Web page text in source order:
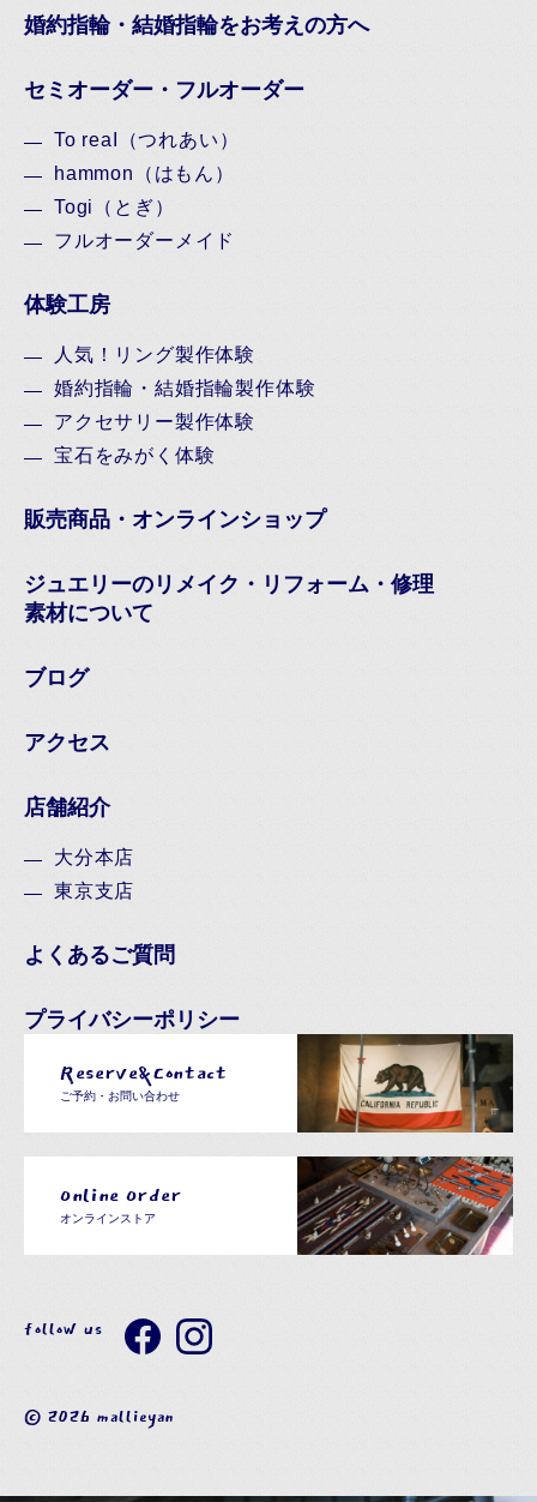
follow us
婚約指輪・結婚指輪をお考えの方へ
セミオーダー・フルオーダー
To reaI（つれあい）
hammon（はもん）
Togi（とぎ）
フルオーダーメイド
体験工房
人気！リング製作体験
婚約指輪・結婚指輪製作体験
アクセサリー製作体験
宝石をみがく体験
販売商品・オンラインショップ
ジュエリーのリメイク・リフォーム・修理
素材について
ブログ
アクセス
店舗紹介
大分本店
東京支店
よくあるご質問
プライバシーポリシー
Reserve&Contact
ご予約・お問い合わせ
Online Order
オンラインストア
© 2026 mallieyan